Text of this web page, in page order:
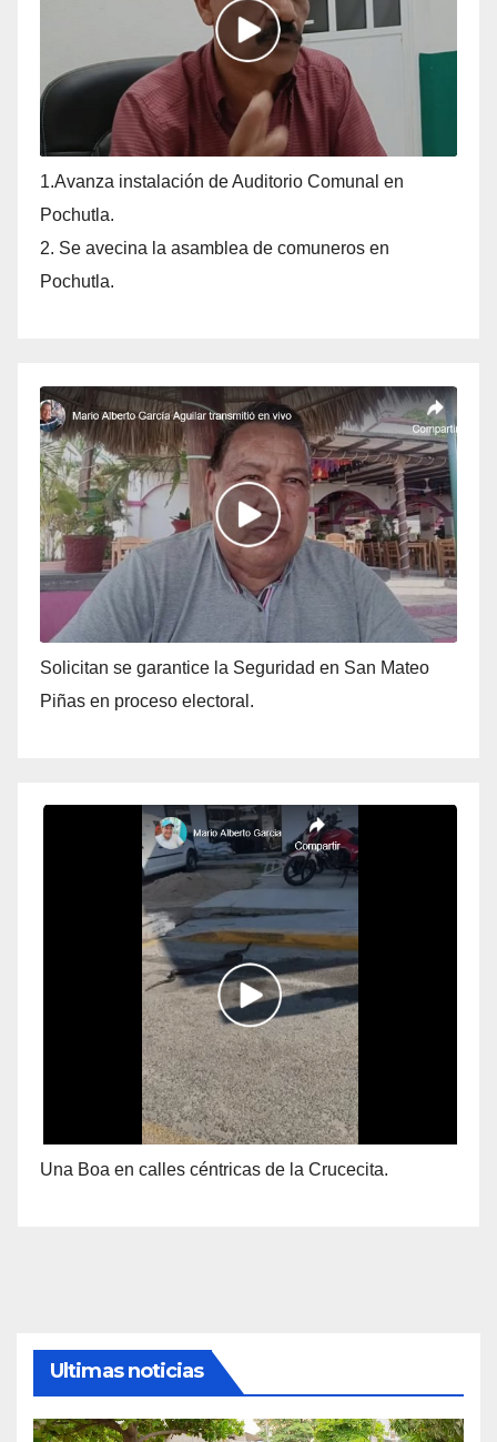
1.Avanza instalación de Auditorio Comunal en
Pochutla.
2. Se avecina la asamblea de comuneros en
Pochutla.
Solicitan se garantice la Seguridad en San Mateo
Piñas en proceso electoral.
Una Boa en calles céntricas de la Crucecita.
Ultimas noticias